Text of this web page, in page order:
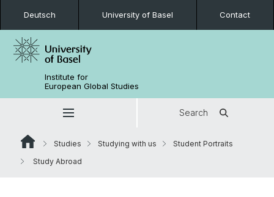
Deutsch University of Basel Contact
Institute for
European Global Studies
Search
Studies Studying with us
Student Portraits
Study Abroad